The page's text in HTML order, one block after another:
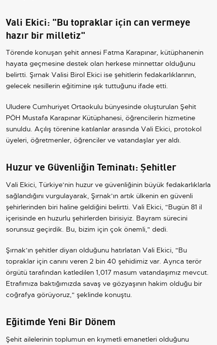
Vali Ekici: "Bu topraklar için can vermeye
hazır bir milletiz"
Törende konuşan şehit annesi Fatma Karapınar, kütüphanenin
hayata geçmesine destek olan herkese minnettar olduğunu
belirtti. Şırnak Valisi Birol Ekici ise şehitlerin fedakarlıklarının,
gelecek nesillerin eğitimine ışık tuttuğunu ifade etti.
Uludere Cumhuriyet Ortaokulu bünyesinde oluşturulan Şehit
PÖH Mustafa Karapınar Kütüphanesi, öğrencilerin hizmetine
sunuldu. Açılış törenine katılanlar arasında Vali Ekici, protokol
üyeleri, öğretmenler, öğrenciler ve vatandaşlar yer aldı.
Huzur ve Güvenliğin Teminatı: Şehitler
Vali Ekici, Türkiye’nin huzur ve güvenliğinin büyük fedakarlıklarla
sağlandığını vurgulayarak, Şırnak’ın artık ülkenin en güvenli
şehirlerinden biri haline geldiğini belirtti. Vali Ekici, "Bugün 81 il
içerisinde en huzurlu şehirlerden birisiyiz. Bayram sürecini
sorunsuz geçirdik. Bu, bizim için çok önemli," dedi.
Şırnak’ın şehitler diyarı olduğunu hatırlatan Vali Ekici, "Bu
topraklar için canını veren 2 bin 40 şehidimiz var. Ayrıca terör
örgütü tarafından katledilen 1,017 masum vatandaşımız mevcut.
Etrafımıza baktığımızda savaş ve gözyaşının hakim olduğu bir
coğrafya görüyoruz," şeklinde konuştu.
Eğitimde Yeni Bir Dönem
Şehit ailelerinin toplumun en kıymetli emanetleri olduğunu